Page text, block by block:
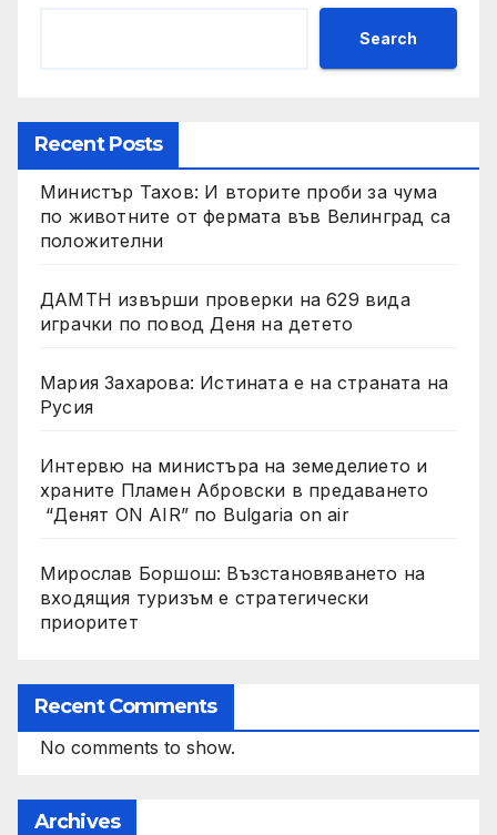
Search
Recent Posts
Министър Тахов: И вторите проби за чума
по животните от фермата във Велинград са
положителни
ДАМТН извърши проверки на 629 вида
играчки по повод Деня на детето
Мария Захарова: Истината е на страната на
Русия
Интервю на министъра на земеделието и
храните Пламен Абровски в предаването
“Денят ON AIR” по Bulgaria on air
Мирослав Боршош: Възстановяването на
входящия туризъм е стратегически
приоритет
Recent Comments
No comments to show.
Archives